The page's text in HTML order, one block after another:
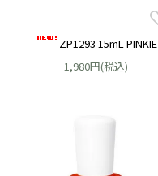
ZP1293 15mL PINKIE
1,980円(税込)